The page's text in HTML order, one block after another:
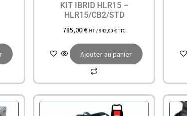
KIT IBRID HLR15 –
HLR15/CB2/STD
785,00€ HT /942,00 €TTC
Ajouter au panier